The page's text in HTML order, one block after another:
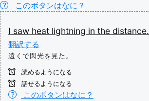
このボタンはなに？
I saw heat lightning in the distance.
翻訳する
遠くで閃光を見た。
読めるようになる
話せるようになる
このボタンはなに？